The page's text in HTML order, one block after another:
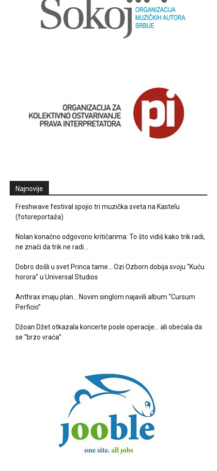
Najnovije
Freshwave festival spojio tri muzička sveta na Kastelu
(fotoreportaža)
Nolan konačno odgovorio kritičarima: To što vidiš kako trik radi,
ne znači da trik ne radi…
Dobro došli u svet Princa tame… Ozi Ozborn dobija svoju “Kuću
horora” u Universal Studios
Anthrax imaju plan… Novim singlom najavili album “Cursum
Perficio”
Džoan Džet otkazala koncerte posle operacije… ali obećala da
se “brzo vraća”